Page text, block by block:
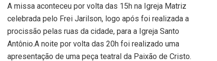
A missa aconteceu por volta das 15h na Igreja Matriz
celebrada pelo Frei Jarilson, logo após foi realizada a
procissão pelas ruas da cidade, para a Igreja Santo
Antônio.A noite por volta das 20h foi realizado uma
apresentação de uma peça teatral da Paixão de Cristo.